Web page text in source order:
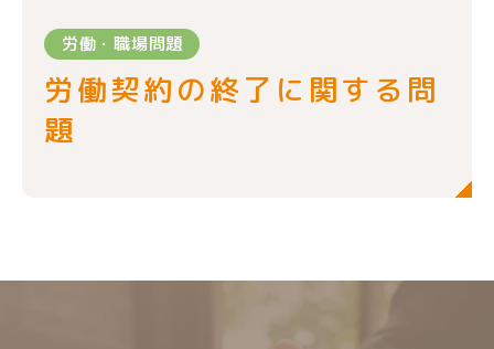
労働・職場問題
労働契約の終了に関する問
題